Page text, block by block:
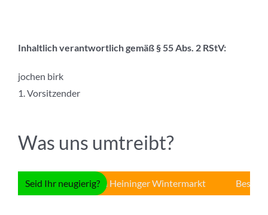
Inhaltlich verantwortlich gemäß § 55 Abs. 2 RStV:
jochen birk
1. Vorsitzender
Was uns umtreibt?
Seid Ihr neugierig?
Beteiligung am Heininger Wintermarkt